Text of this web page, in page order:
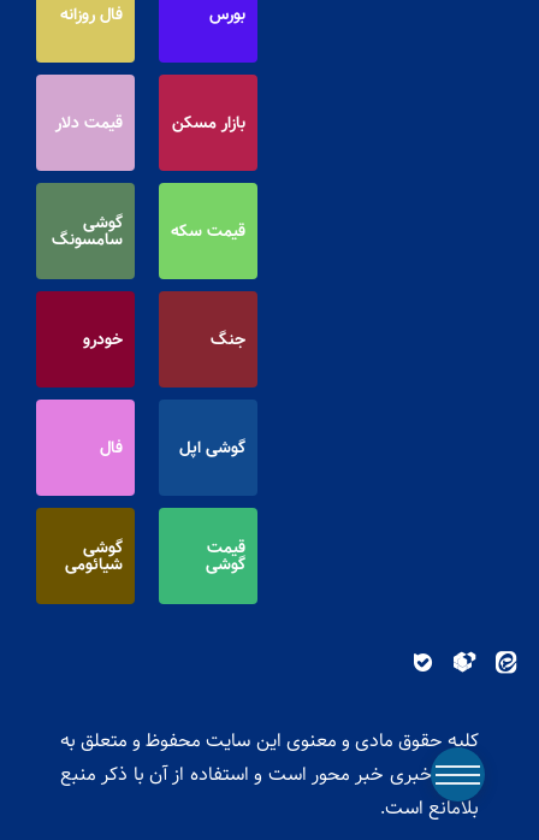
بورس فال روزانه
بازار مسکن قیمت دلار
قیمت سکه گوشی
سامسونگ
جنگ خودرو
گوشی اپل فال
قیمت
گوشی
گوشی
شیائومی
کلیه حقوق مادی و معنوی این سایت محفوظ و متعلق به
پایگاه خبری خبر محور است و استفاده از آن با ذکر منبع
بلامانع است.